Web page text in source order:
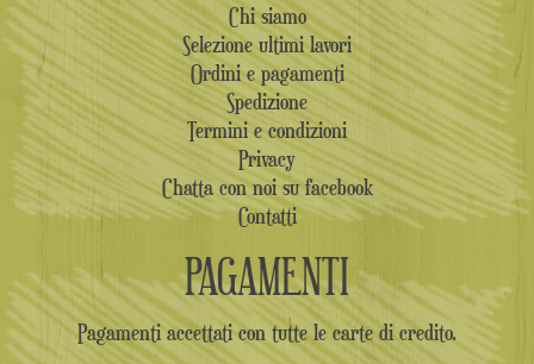
Chi siamo
Selezione ultimi lavori
Ordini e pagamenti
Spedizione
Termini e condizioni
Privacy
Chatta con noi su facebook
Contatti
PAGAMENTI
Pagamenti accettati con tutte le carte di credito.